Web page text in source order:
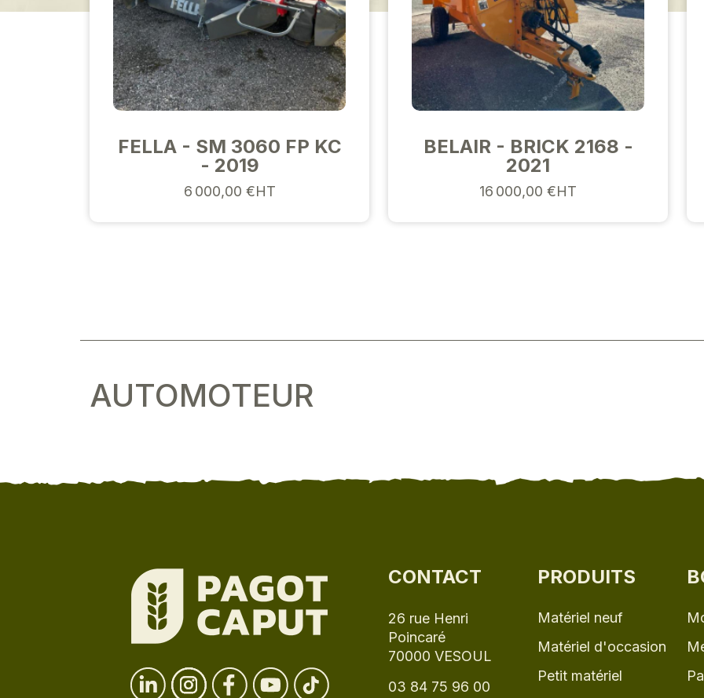
FELLA - SM 3060 FP KC
- 2019
6 000,00 €HT
BELAIR - BRICK 2168 -
2021
16 000,00 €HT
AUTOMOTEUR
CONTACT
26 rue Henri
Poincaré
70000 VESOUL
03 84 75 96 00
PRODUITS
Matériel neuf
Matériel d'occasion
Petit matériel